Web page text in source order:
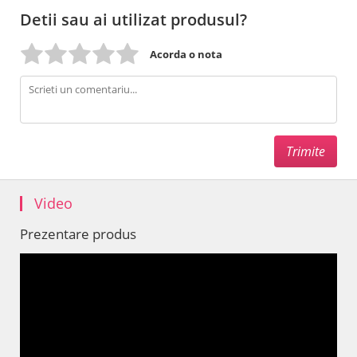
Detii sau ai utilizat produsul?
Acorda o nota
Video
Prezentare produs